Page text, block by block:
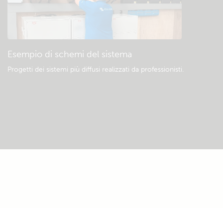
Esempio di schemi del sistema
Progetti dei sistemi più diffusi realizzati da professionisti.